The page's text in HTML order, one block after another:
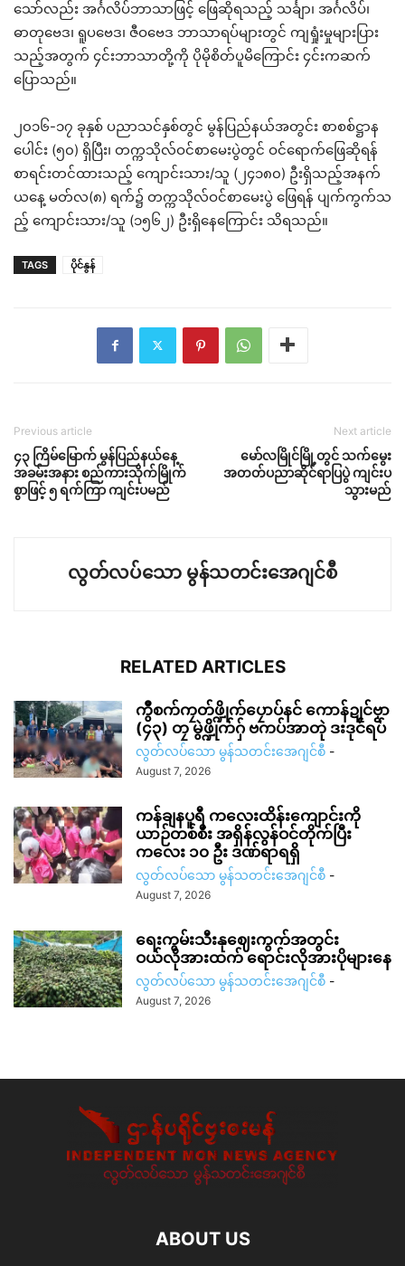
သော်လည်း အင်္ဂလိပ်ဘာသာဖြင့် ဖြေဆိုရသည့် သင်္ချာ၊ အင်္ဂလိပ်၊
ဓာတုဗေဒ၊ ရူပဗေဒ၊ ဇီဝဗေဒ ဘာသာရပ်များတွင် ကျရှုံးမှုများပြား
သည့်အတွက် ၄င်းဘာသာတို့ကို ပိုမိုစိတ်ပူမိကြောင်း ၄င်းကဆက်
ပြောသည်။
၂၀၁၆-၁၇ ခုနှစ် ပညာသင်နှစ်တွင် မွန်ပြည်နယ်အတွင်း စာစစ်ဋ္ဌာန
ပေါင်း (၅၀) ရှိပြီး၊ တက္ကသိုလ်ဝင်စာမေးပွဲတွင် ဝင်ရောက်ဖြေဆိုရန်
စာရင်းတင်ထားသည့် ကျောင်းသား/သူ (၂၄၁၈၀) ဦးရှိသည့်အနက်
ယနေ့ မတ်လ(၈) ရက်၌ တက္ကသိုလ်ဝင်စာမေးပွဲ ဖြေရန် ပျက်ကွက်သ
ည့် ကျောင်းသား/သူ (၁၅၆၂) ဦးရှိနေကြောင်း သိရသည်။
TAGS ပိုင်နွန်
Previous article
၄၃ ကြိမ်မြောက် မွန်ပြည်နယ်နေ့
အခမ်းအနား စည်ကားသိုက်မြိုက်
စွာဖြင့် ၅ ရက်ကြာ ကျင်းပမည်
Next article
မော်လမြိုင်မြို့တွင် သက်မွေး
အတတ်ပညာဆိုင်ရာပြပွဲ ကျင်းပ
သွားမည်
လွတ်လပ်သော မွန်သတင်းအေဂျင်စီ
RELATED ARTICLES
ကွဳစက်ကၠတ်ဖ္ဍိုက်ပၠောပ်နင် ကောန်ဍုင်ဗၟာ
(၄၃) တၠ မွဲဖ္ဍိုက်ဂှ် ဗကပ်အာတုဲ ဒးဒုင်ရပ်
လွတ်လပ်သော မွန်သတင်းအေဂျင်စီ -
August 7, 2026
ကန်ချနပူရီ ကလေးထိန်းကျောင်းကို
ယာဉ်တစ်စီး အရှိန်လွန်ဝင်တိုက်ပြီး
ကလေး ၁၀ ဦး ဒဏ်ရာရရှိ
လွတ်လပ်သော မွန်သတင်းအေဂျင်စီ -
August 7, 2026
ရေးကွမ်းသီးနုဈေးကွက်အတွင်း
ဝယ်လိုအားထက် ရောင်းလိုအားပိုများနေ
လွတ်လပ်သော မွန်သတင်းအေဂျင်စီ -
August 7, 2026
ABOUT US